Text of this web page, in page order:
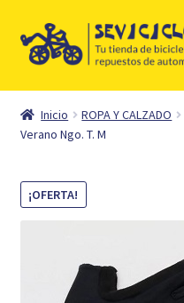
Ir
Ir
al
Inicio
Ciclismo
Automóvil
Contacto
Inicio ROPA Y CALZADO
Verano Ngo. T. M
¡OFERTA!